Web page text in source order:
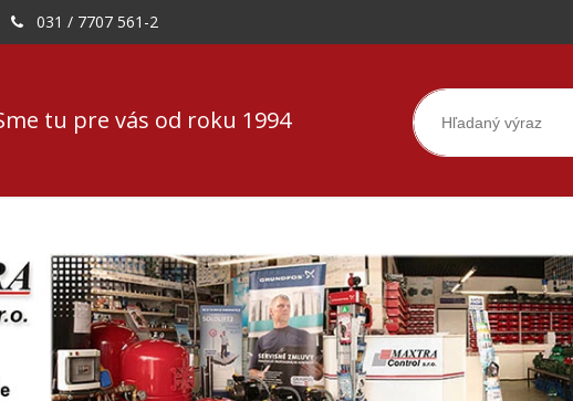
tu pre vás od roku 1994
031 / 7707 561-2